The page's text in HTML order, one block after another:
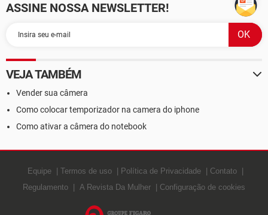
ASSINE NOSSA NEWSLETTER!
VEJA TAMBÉM
Vender sua câmera
Como colocar temporizador na camera do iphone
Como ativar a câmera do notebook
Equipe Termos de uso Política de Privacidade
Contato
Regulamento
A Revista Da Mulher Configuração de cookies